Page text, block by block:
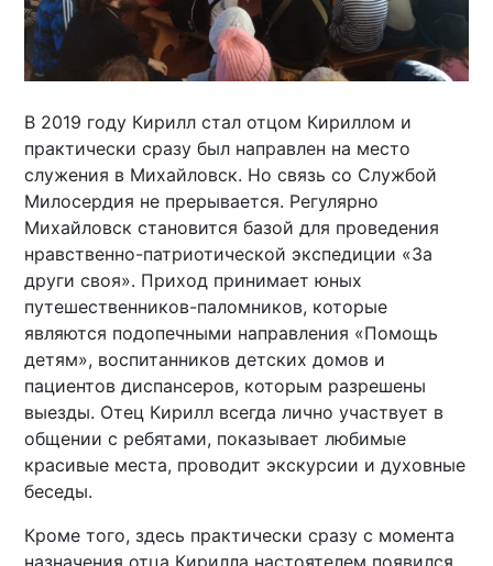
В 2019 году Кирилл стал отцом Кириллом и
практически сразу был направлен на место
служения в Михайловск. Но связь со Службой
Милосердия не прерывается. Регулярно
Михайловск становится базой для проведения
нравственно-патриотической экспедиции «За
други своя». Приход принимает юных
путешественников-паломников, которые
являются подопечными направления «Помощь
детям», воспитанников детских домов и
пациентов диспансеров, которым разрешены
выезды. Отец Кирилл всегда лично участвует в
общении с ребятами, показывает любимые
красивые места, проводит экскурсии и духовные
беседы.
Кроме того, здесь практически сразу с момента
назначения отца Кирилла настоятелем появился